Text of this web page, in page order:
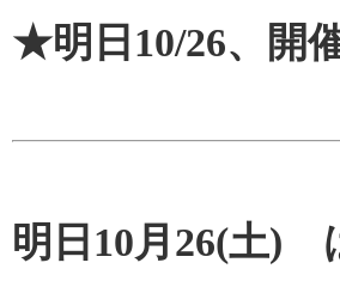
★明日10/26、開
明日10月26(土)